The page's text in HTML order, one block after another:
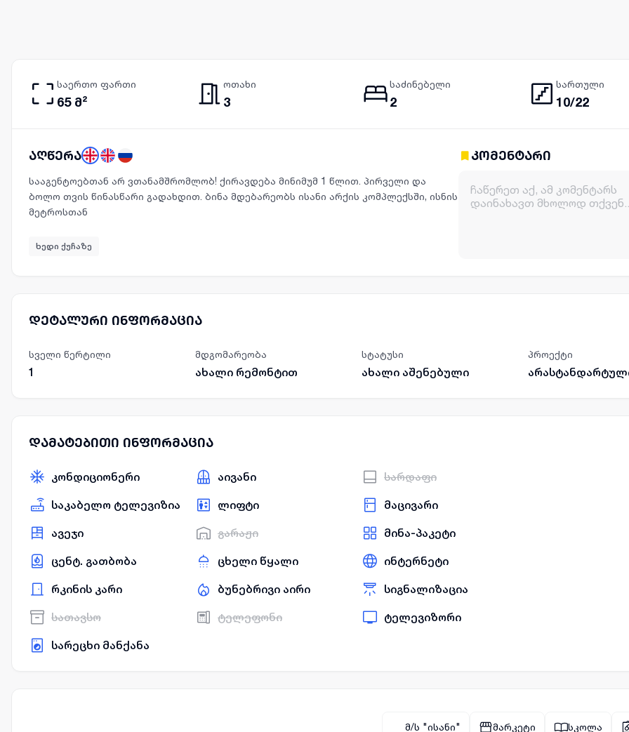
საერთო ფართი
65 მ²
ოთახი
3
საძინებელი
2
სართული
10/22
აღწერა
სააგენტოებთან არ ვთანამშრომლობ! ქირავდება მინიმუმ 1 წლით. პირველი და
ბოლო თვის წინასწარი გადახდით. ბინა მდებარეობს ისანი არქის კომპლექსში, ისნის
მეტროსთან
ხედი ქუჩაზე
კომენტარი
დეტალური ინფორმაცია
სველი წერტილი
1
მდგომარეობა
ახალი რემონტით
სტატუსი
ახალი აშენებული
პროექტი
დამატებითი ინფორმაცია
კონდიციონერი აივანი სარდაფი
საკაბელო ტელევიზია ლიფტი მაცივარი
ავეჯი გარაჟი მინა-პაკეტი
ცენტ. გათბობა ცხელი წყალი ინტერნეტი
რკინის კარი ბუნებრივი აირი სიგნალიზაცია
სათავსო ტელეფონი ტელევიზორი
სარეცხი მანქანა
მ/ს "ისანი" მარკეტი სკოლა